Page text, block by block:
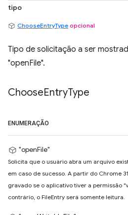
tipo
ChooseEntryType opcional
Tipo de solicitação a ser
"openFile".
ChooseEntryType
ENUMERAÇÃO
"openFile"
Solicita que o usuário abra um arquivo
em caso de sucesso. A partir do Chrome
gravado se o aplicativo tiver a permissão
contrário, o FileEntry será somente leitura.